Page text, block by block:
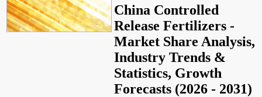
China Controlled
Release Fertilizers -
Market Share Analysis,
Industry Trends &
Statistics, Growth
Forecasts (2026 - 2031)